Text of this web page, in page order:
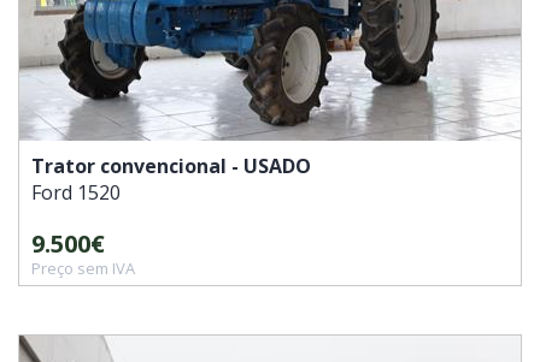
Trator convencional - USADO
Ford 1520
9.500€
Preço sem IVA